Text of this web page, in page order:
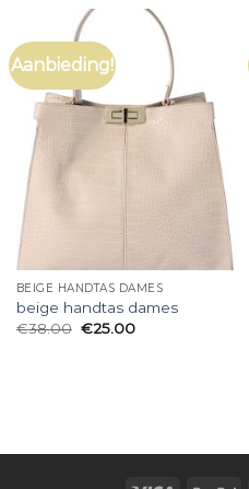
Aanbieding!
BEIGE HANDTAS DAMES
beige handtas dames
€38.00 €25.00